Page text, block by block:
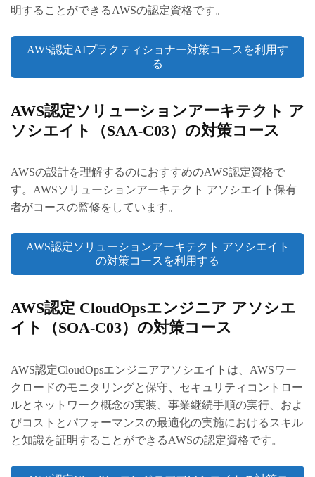
明することができるAWSの認定資格です。
AWS認定AIプラクティショナー対策コースを利用す
る
AWS認定ソリューションアーキテクト ア
ソシエイト（SAA-C03）の対策コース
AWSの設計を理解するのにおすすめのAWS認定資格で
す。AWSソリューションアーキテクト アソシエイト保有
者がコースの監修をしています。
AWS認定ソリューションアーキテクト アソシエイト
の対策コースを利用する
AWS認定 CloudOpsエンジニア アソシエ
イト（SOA-C03）の対策コース
AWS認定CloudOpsエンジニアアソシエイトは、AWSワー
クロードのモニタリングと保守、セキュリティコントロー
ルとネットワーク概念の実装、事業継続手順の実行、およ
びコストとパフォーマンスの最適化の実施におけるスキル
と知識を証明することができるAWSの認定資格です。